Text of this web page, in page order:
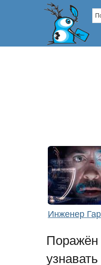
Инженер
Поражён